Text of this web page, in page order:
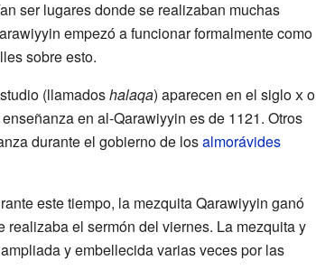
ser lugares donde se realizaban muchas
empezó a funcionar formalmente como
sobre esto.
(llamadoshalaqa) aparecen en el sigloxo
en al-Qarawiyyin es de 1121. Otros
durante el gobierno de losalmorávides
este tiempo, la mezquita Qarawiyyin ganó
el sermón del viernes. La mezquita y
y embellecida varias veces por las